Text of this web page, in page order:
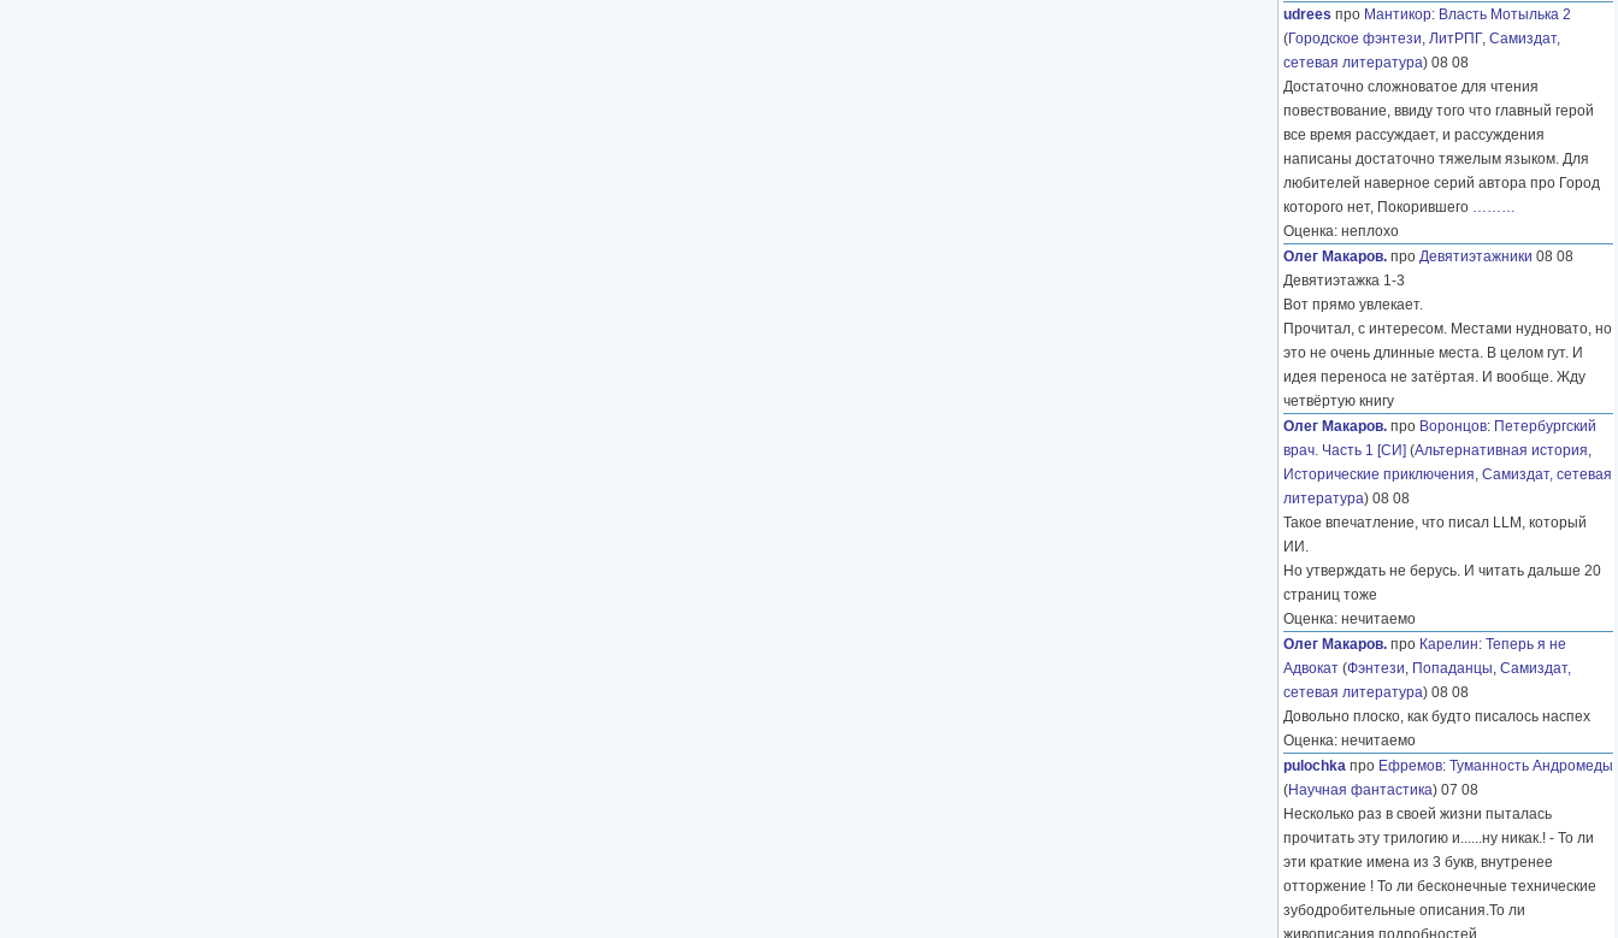
udrees про Мантикор: Власть Мотылька 2
(Городское фэнтези, ЛитРПГ, Самиздат,
сетевая литература) 08 08
Достаточно сложноватое для чтения
повествование, ввиду того что главный герой
все время рассуждает, и рассуждения
написаны достаточно тяжелым языком. Для
любителей наверное серий автора про Город
которого нет, Покорившего ………
Оценка: неплохо
Олег Макаров. про Девятиэтажники 08 08
Девятиэтажка 1-3
Вот прямо увлекает.
Прочитал, с интересом. Местами нудновато, но
это не очень длинные места. В целом гут. И
идея переноса не затёртая. И вообще. Жду
четвёртую книгу
Олег Макаров. про Воронцов: Петербургский
врач. Часть 1 [СИ] (Альтернативная история,
Исторические приключения, Самиздат, сетевая
литература) 08 08
Такое впечатление, что писал LLM, который
ИИ.
Но утверждать не берусь. И читать дальше 20
страниц тоже
Оценка: нечитаемо
Олег Макаров. про Карелин: Теперь я не
Адвокат (Фэнтези, Попаданцы, Самиздат,
сетевая литература) 08 08
Довольно плоско, как будто писалось наспех
Оценка: нечитаемо
pulochka про Ефремов: Туманность Андромеды
(Научная фантастика) 07 08
Несколько раз в своей жизни пыталась
прочитать эту трилогию и......ну никак.! - То ли
эти краткие имена из 3 букв, внутренее
отторжение ! То ли бесконечные технические
зубодробительные описания.То ли